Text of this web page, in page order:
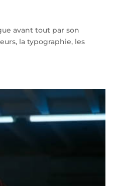
avant tout par son
la typographie, les